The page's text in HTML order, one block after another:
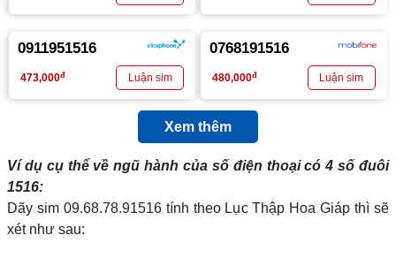
0911951516
473,000đ
0768191516
480,000đ
Xem thêm
Ví dụ cụ thể về ngũ hành của số điện thoại có 4 số đuôi
1516:
Dãy sim 09.68.78.91516 tính theo Lục Thập Hoa Giáp thì sẽ
xét như sau: